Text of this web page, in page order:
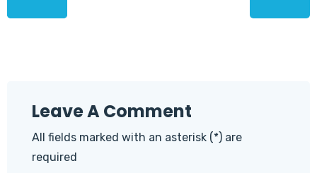
Leave A Comment
All fields marked with an asterisk (*) are
required